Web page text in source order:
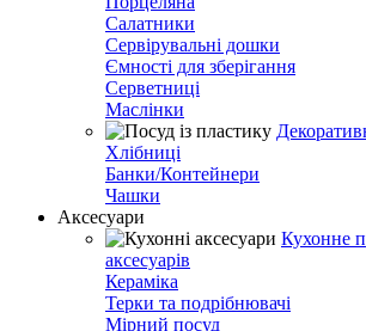
Салатники
Сервірувальні дошки
Ємності для зберігання
Серветниці
Маслінки
Хлібниці
Банки/Контейнери
Чашки
Аксесуари
Кухонне
аксесуарів
Кераміка
Терки та подрібнювачі
Мірний посуд